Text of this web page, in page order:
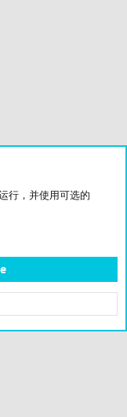
顶部 底部
行，并使用可选的